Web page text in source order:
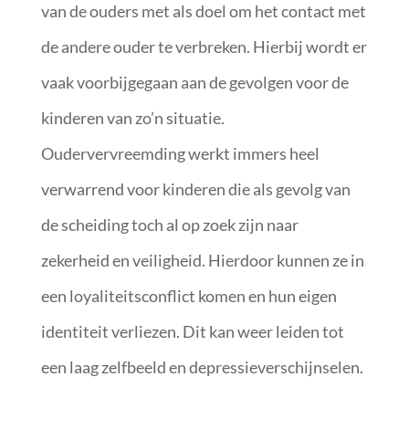
van de ouders met als doel om het contact met
de andere ouder te verbreken. Hierbij wordt er
vaak voorbijgegaan aan de gevolgen voor de
kinderen van zo’n situatie.
Oudervervreemding werkt immers heel
verwarrend voor kinderen die als gevolg van
de scheiding toch al op zoek zijn naar
zekerheid en veiligheid. Hierdoor kunnen ze in
een loyaliteitsconflict komen en hun eigen
identiteit verliezen. Dit kan weer leiden tot
een laag zelfbeeld en depressieverschijnselen.